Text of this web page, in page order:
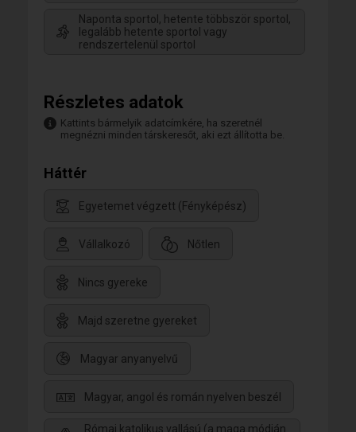
Naponta sportol, hetente többször sportol,
legalább hetente sportol vagy
rendszertelenül sportol
Részletes adatok
Kattints bármelyik adatcímkére, ha szeretnél
megnézni minden társkeresőt, aki ezt állította be.
Háttér
Egyetemet végzett (Fényképész)
Vállalkozó Nőtlen
Nincs gyereke
Majd szeretne gyereket
Magyar anyanyelvű
Magyar, angol és román nyelven beszél
Római katolikus vallású (a maga módján